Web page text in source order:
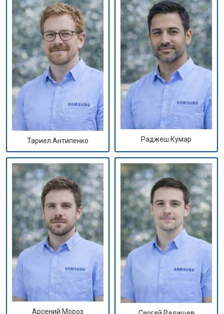
Тариел Антипенко Раджеш Кумар
Арсений Мороз